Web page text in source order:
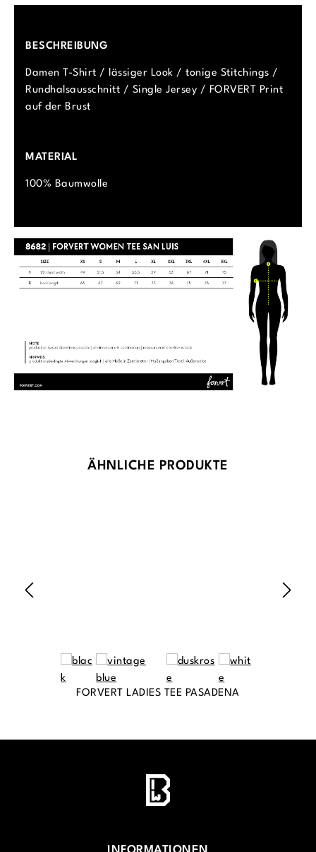
BESCHREIBUNG
Damen T-Shirt / lässiger Look / tonige Stitchings /
Rundhalsausschnitt / Single Jersey / FORVERT Print
auf der Brust
MATERIAL
100% Baumwolle
Produktgalerie überspringen
ÄHNLICHE PRODUKTE
FORVERT LADIES TEE PASADENA